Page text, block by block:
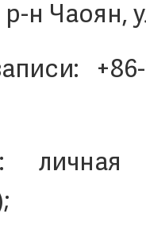
н Чаоян,
+86-
личная